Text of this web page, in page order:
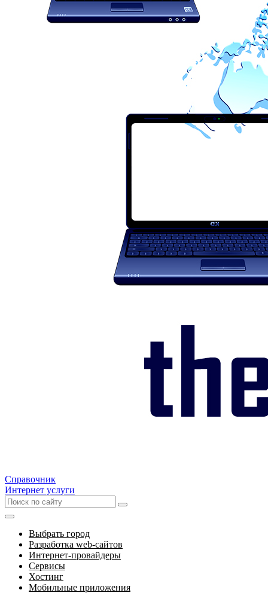
Справочник
Интернет услуги
Выбрать город
Разработка web-сайтов
Интернет-провайдеры
Сервисы
Хостинг
Мобильные приложения